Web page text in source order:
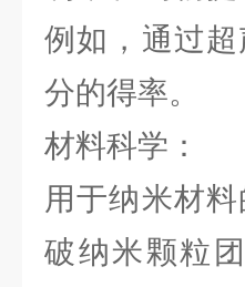
例如，通过
分的得率。
材料科学：
用于纳米材
破纳米颗粒